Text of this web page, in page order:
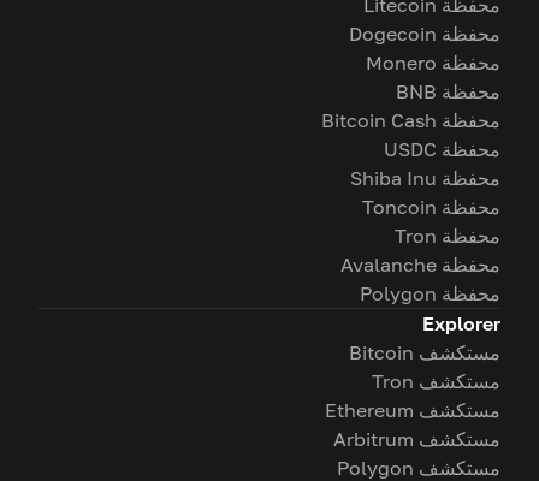
محفظة Dogecoin
محفظة Monero
محفظة BNB
محفظة Bitcoin Cash
محفظة USDC
محفظة Shiba Inu
محفظة Toncoin
محفظة Tron
محفظة Avalanche
محفظة Polygon
Explorer
مستكشف Bitcoin
مستكشف Tron
مستكشف Ethereum
مستكشف Arbitrum
مستكشف Polygon